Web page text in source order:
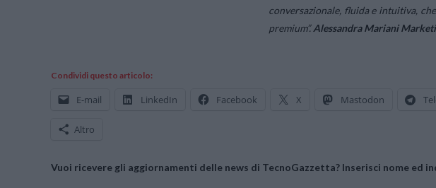
conversazionale, fluida e intuitiva,
premium”.Alessandra Mariani
Condividi questo articolo:
E-mail LinkedIn Facebook X Mastodon
Altro
Vuoi ricevere gli aggiornamenti delle news di TecnoGazzetta? Inserisci nome ed